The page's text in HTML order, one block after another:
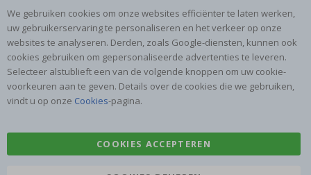
We gebruiken cookies om onze websites efficiënter te laten werken,
uw gebruikerservaring te personaliseren en het verkeer op onze
websites te analyseren. Derden, zoals Google-diensten, kunnen ook
cookies gebruiken om gepersonaliseerde advertenties te leveren.
Selecteer alstublieft een van de volgende knoppen om uw cookie-
voorkeuren aan te geven. Details over de cookies die we gebruiken,
vindt u op onze Cookies-pagina.
COOKIES ACCEPTEREN